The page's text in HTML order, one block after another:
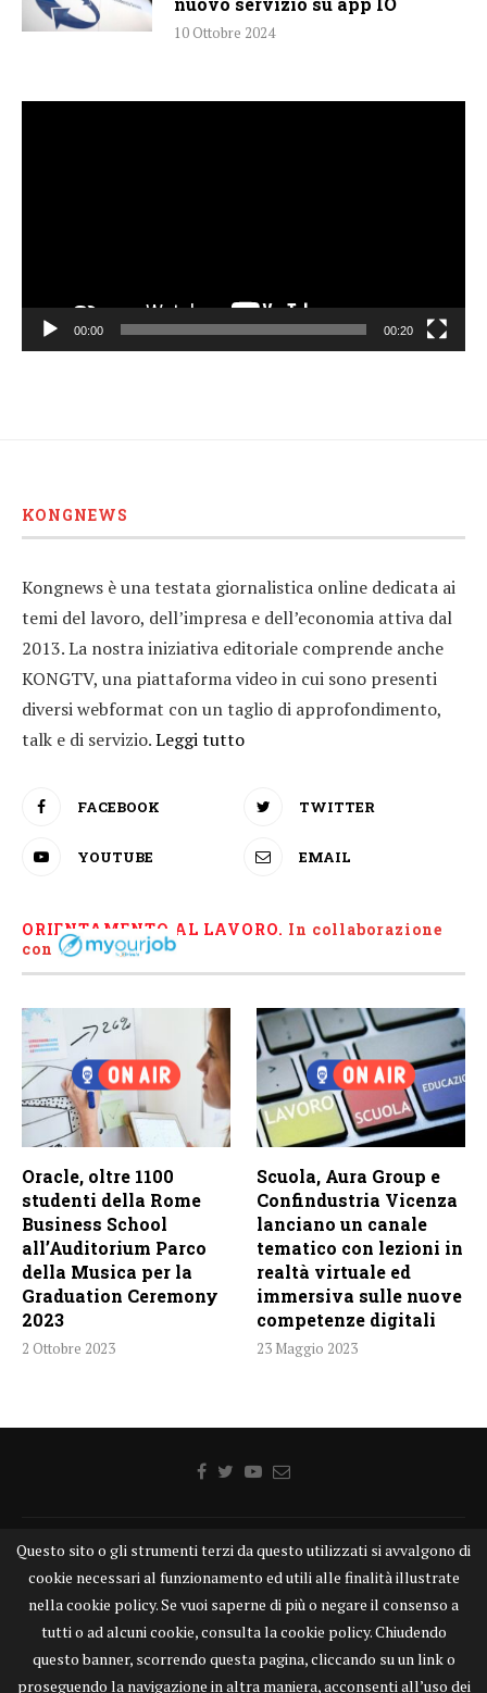
10 Ottobre 2024
00:00 00:20
KONGNEWS
Kongnews è una testata giornalistica online dedicata ai
temi del lavoro, dell’impresa e dell’economia attiva dal
2013. La nostra iniziativa editoriale comprende anche
KONGTV, una piattaforma video in cui sono presenti
diversi webformat con un taglio di approfondimento,
talk e di servizio.Leggi tutto
FACEBOOK TWITTER
YOUTUBE EMAIL
ORIENTAMENTO AL LAVORO. In collaborazione
con
Oracle, oltre 1100
studenti della Rome
Business School
all’Auditorium Parco
della Musica per la
Graduation Ceremony
2023
2 Ottobre 2023
Scuola, Aura Group e
Confindustria Vicenza
lanciano un canale
tematico con lezioni in
realtà virtuale ed
immersiva sulle nuove
competenze digitali
23 Maggio 2023
Home Chi siamo Disclaimer Cookie Contatti
Privacy Policy KONGTV
KONGnews ©KONG Comunicazione s.r.l. - P.IVA: 15049871005
Alcune delle foto pubblicate su KONGnews.it sono state prese da Internet,
e valutate di pubblico dominio. Qualora i soggetti o gli autori delle stesse
avessero qualcosa da eccepire alla loro pubblicazione, non esitino a
Questo sito o gli strumenti terzi da questo utilizzati si avvalgono di
cookie necessari al funzionamento ed utili alle finalità illustrate
nella cookie policy. Se vuoi saperne di più o negare il consenso a
tutti o ad alcuni cookie, consulta la cookie policy. Chiudendo
questo banner, scorrendo questa pagina, cliccando su un link o
proseguendo la navigazione in altra maniera, acconsenti all’uso dei